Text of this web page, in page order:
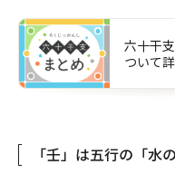
六十干
ついて
「壬」は五行の⁨⁩「水の